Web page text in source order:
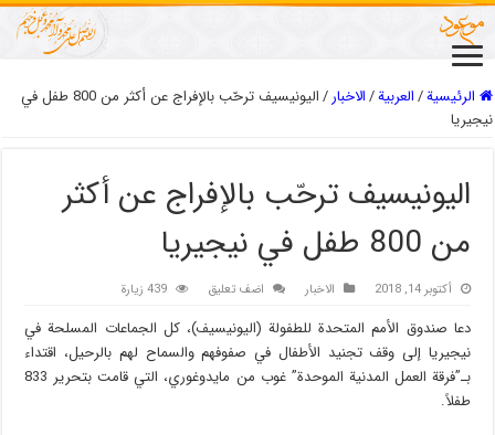
الرئيسية/العربیة/الاخبار/
اليونيسيف ترحّب بالإفراج عن أكثر من 800 طفل في
نيجيريا
اليونيسيف ترحّب بالإفراج عن أكثر
من 800 طفل في نيجيريا
أكتوبر 14, 2018 الاخبار اضف تعليق 439 زيارة
دعا صندوق الأمم المتحدة للطفولة (اليونيسيف)، كل الجماعات المسلحة في
نيجيريا إلى وقف تجنيد الأطفال في صفوفهم والسماح لهم بالرحيل، اقتداء
بـ”فرقة العمل المدنية الموحدة” غوب من مايدوغوري، التي قامت بتحرير 833
طفلاً.